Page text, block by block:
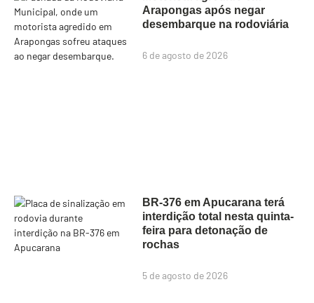
Arapongas após negar
desembarque na rodoviária
6 de agosto de 2026
BR-376 em Apucarana terá
interdição total nesta quinta-
feira para detonação de
rochas
5 de agosto de 2026